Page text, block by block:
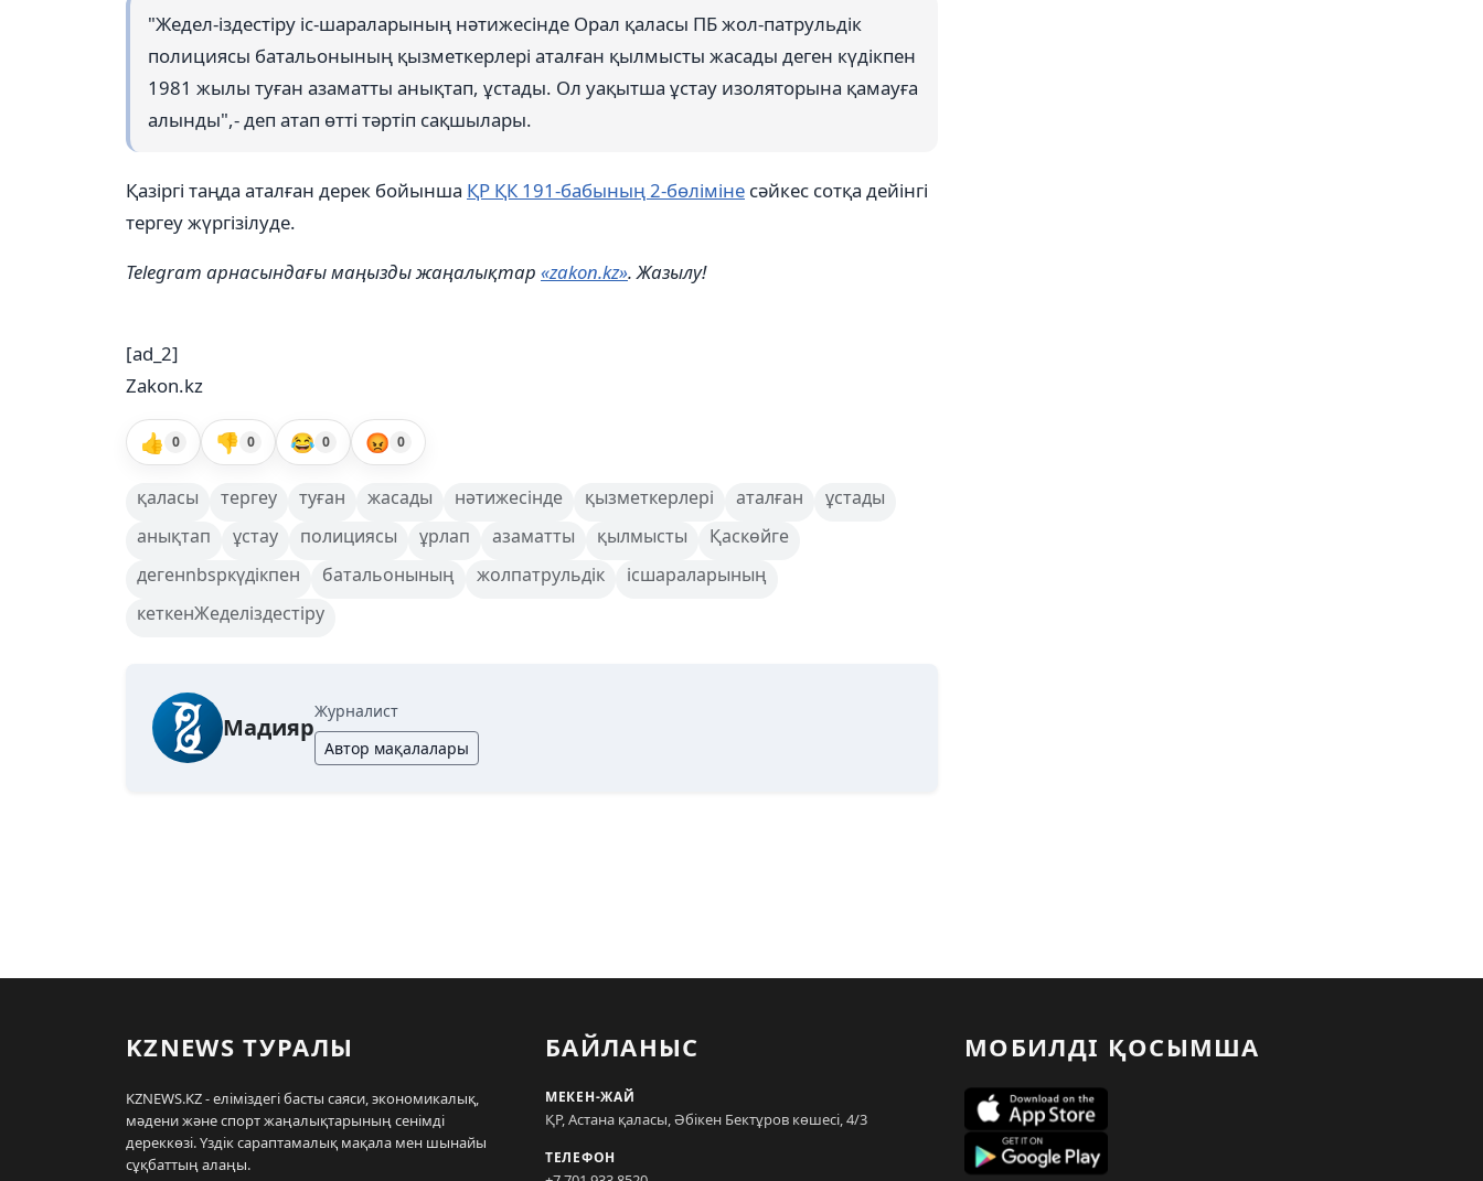
"Жедел-іздестіру іс-шараларының нәтижесінде Орал қаласы ПБ жол-патрульдік
полициясы батальонының қызметкерлері аталған қылмысты жасады деген күдікпен
1981 жылы туған азаматты анықтап, ұстады. Ол уақытша ұстау изоляторына қамауға
алынды",- деп атап өтті тәртіп сақшылары.
Қазіргі таңда аталған дерек бойынша ҚР ҚК 191-бабының 2-бөліміне сәйкес сотқа дейінгі
тергеу жүргізілуде.
Telegram арнасындағы маңызды жаңалықтар «zakon.kz». Жазылу!
[ad_2]
Zakon.kz
👍 0 👎 0 😂 0 😡 0
қаласы тергеу туған жасады нәтижесінде қызметкерлері аталған
ұстады
анықтап
ұстау полициясы ұрлап азаматты қылмысты
Қаскөйге
дегенnbspкүдікпен
батальонының жолпатрульдік
ісшараларының
кеткенЖеделіздестіру
Мадияр
Журналист
Автор мақалалары
KZNEWS ТУРАЛЫ
KZNEWS.KZ - еліміздегі басты саяси, экономикалық,
мәдени және спорт жаңалықтарының сенімді
дереккөзі. Үздік сараптамалық мақала мен шынайы
сұқбаттың алаңы.
БАЙЛАНЫС
МЕКЕН-ЖАЙ
ҚР, Астана қаласы, Әбікен Бектұров көшесі, 4/3
ТЕЛЕФОН
МОБИЛДІ ҚОСЫМША